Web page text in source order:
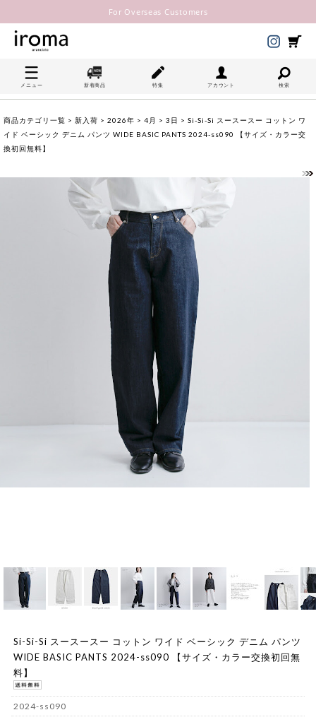
For Overseas Customers
メニュー 新着商品 特集 アカウント 検索
商品カテゴリ一覧 > 新入荷 > 2026年 > 4月 > 3日 > Si-Si-Si スースースー コットン ワ
イド ベーシック デニム パンツ WIDE BASIC PANTS 2024-ss090 【サイズ・カラー交
換初回無料】
Si-Si-Si スースースー コットン ワイド ベーシック デニム パンツ
WIDE BASIC PANTS 2024-ss090 【サイズ・カラー交換初回無
料】
2024-ss090